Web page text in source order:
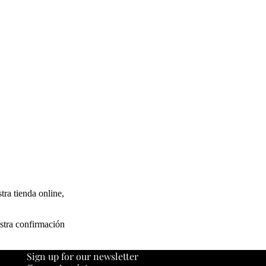
tienda online,
confirmación
Sign up for our newsletter